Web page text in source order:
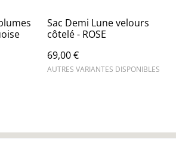
Sac Demi Lune velours
côtelé - ROSE
69,00 €
AUTRES VARIANTES DISPONIBLES